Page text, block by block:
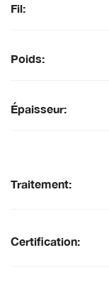
Fil:
Poids:
Épaisseur:
Traitement:
Certification: